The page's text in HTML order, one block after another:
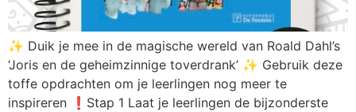
✨ Duik je mee in de magische wereld van Roald Dahl’s
‘Joris en de geheimzinnige toverdrank’ ✨ Gebruik deze
toffe opdrachten om je leerlingen nog meer te
inspireren ❗️Stap 1 Laat je leerlingen de bijzonderste